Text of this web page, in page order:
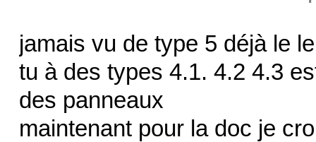
jamais vu de type 5 déjà le
tu à des types 4.1. 4.2 4.3
des panneaux
maintenant pour la doc je